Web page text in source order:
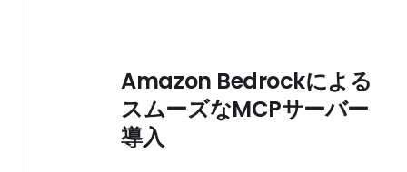
Amazon Bedrockによる
スムーズなMCPサーバー
導入